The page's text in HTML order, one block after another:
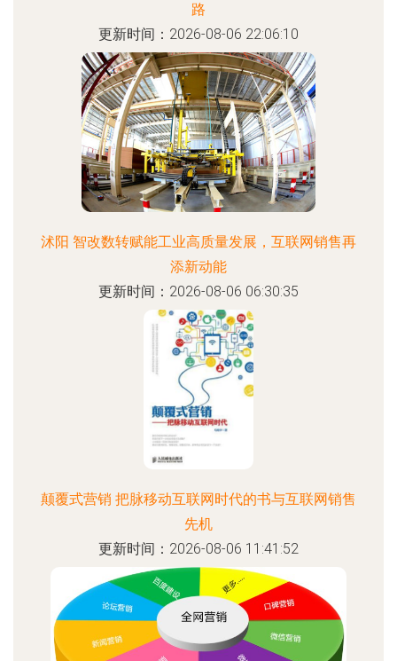
路
更新时间：2026-08-06 22:06:10
沭阳 智改数转赋能工业高质量发展，互联网销售再
添新动能
更新时间：2026-08-06 06:30:35
颠覆式营销 把脉移动互联网时代的书与互联网销售
先机
更新时间：2026-08-06 11:41:52